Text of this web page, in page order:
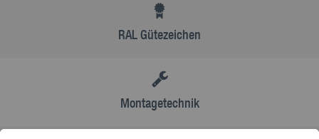
RAL Gütezeichen
Montagetechnik